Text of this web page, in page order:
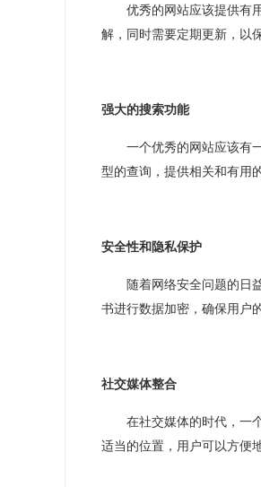
优秀的网站应该提供有
解，同时需要定期更新，以
强大的搜索功能
一个优秀的网站应该有
型的查询，提供相关和有用
安全性和隐私保护
随着网络安全问题的日
书进行数据加密，确保用户
社交媒体整合
在社交媒体的时代，一
适当的位置，用户可以方便